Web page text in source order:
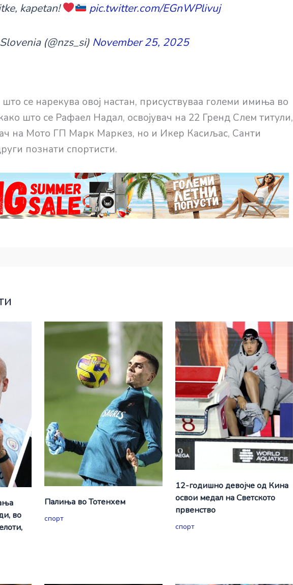
kapetan! pic.twitter.com/EGnWPlivuj
(@nzs_si) November 25, 2025
се нарекува овој настан, присуствуваа големи имиња во
што се Рафаел Надал, освојувач на 22 Гренд Слем титули,
на Мото ГП Марк Маркез, но и Икер Касиљас, Санти
познати спортисти.
во
Палиња во Тотенхем
спорт
12-годишно девојче од Кина
освои медал на Светското
првенство
спорт